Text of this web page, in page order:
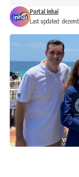
Last updated:
Portal Inhaí